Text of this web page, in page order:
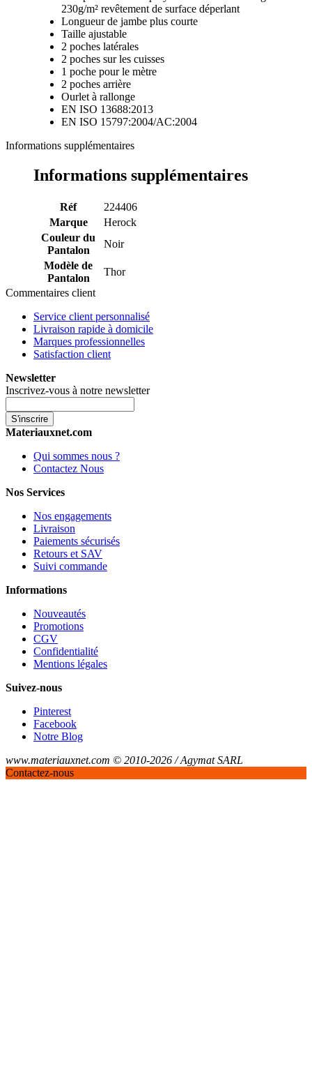
230g/m² revêtement de surface déperlant
Longueur de jambe plus courte
Taille ajustable
2 poches latérales
2 poches sur les cuisses
1 poche pour le mètre
2 poches arrière
Ourlet à rallonge
EN ISO 13688:2013
EN ISO 15797:2004/AC:2004
Informations supplémentaires
Informations supplémentaires
Réf
224406
Marque
Herock
Couleur du
Pantalon
Noir
Modèle de
Pantalon
Thor
Commentaires client
Service client personnalisé
Livraison rapide à domicile
Marques professionnelles
Satisfaction client
Newsletter
Inscrivez-vous à notre newsletter
S'inscrire
Materiauxnet.com
Qui sommes nous ?
Contactez Nous
Nos Services
Nos engagements
Livraison
Paiements sécurisés
Retours et SAV
Suivi commande
Informations
Nouveautés
Promotions
CGV
Confidentialité
Mentions légales
Suivez-nous
Pinterest
Facebook
Notre Blog
www.materiauxnet.com © 2010-2026 / Agymat SARL
Contactez-nous